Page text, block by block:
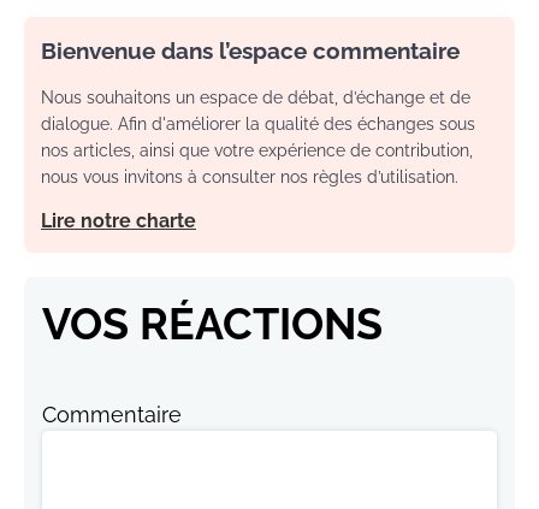
Bienvenue dans l’espace commentaire
Nous souhaitons un espace de débat, d’échange et de
dialogue. Afin d'améliorer la qualité des échanges sous
nos articles, ainsi que votre expérience de contribution,
nous vous invitons à consulter nos règles d’utilisation.
Lire notre charte
VOS RÉACTIONS
Commentaire